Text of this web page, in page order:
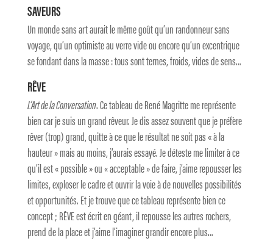
SAVEURS
Un monde sans art aurait le même goût qu’un randonneur sans
voyage, qu’un optimiste au verre vide ou encore qu’un excentrique
se fondant dans la masse : tous sont ternes, froids, vides de sens…
RÊVE
L’Art de la Conversation. Ce tableau de René Magritte me représente
bien car je suis un grand rêveur. Je dis assez souvent que je préfère
rêver (trop) grand, quitte à ce que le résultat ne soit pas « à la
hauteur » mais au moins, j’aurais essayé. Je déteste me limiter à ce
qu’il est « possible » ou « acceptable » de faire, j’aime repousser les
limites, exploser le cadre et ouvrir la voie à de nouvelles possibilités
et opportunités. Et je trouve que ce tableau représente bien ce
concept ; RÊVE est écrit en géant, il repousse les autres rochers,
prend de la place et j’aime l’imaginer grandir encore plus…